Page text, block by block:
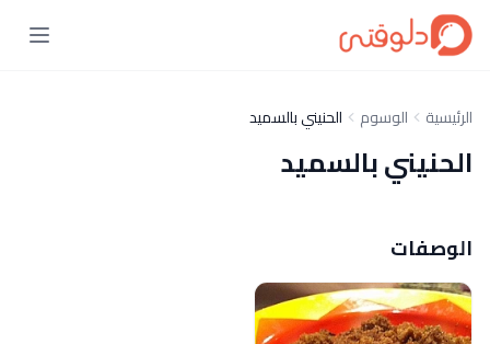
الرئيسية الوسوم الحنيني بالسميد
الحنيني بالسميد
الوصفات